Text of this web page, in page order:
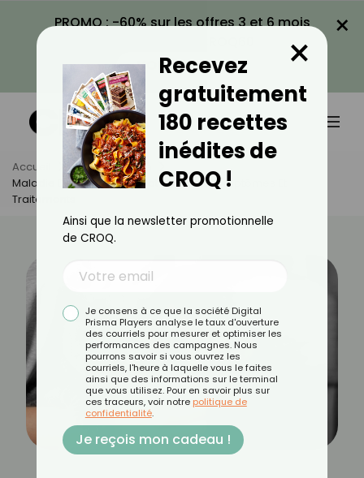
PROMO : -60% sur les offres 3 et 6 mois
VOIR LA PROMO
×
Accueil Actus
Santé
Maladie Des Griffes Du Chat : Causes, Symptômes Et
Traitements
Recevez
gratuitement
180 recettes
inédites de
CROQ !
×
Ainsi que la newsletter promotionnelle
de CROQ.
Je consens à ce que la société Digital
Prisma Players analyse le taux d'ouverture
des courriels pour mesurer et optimiser les
performances des campagnes. Nous
pourrons savoir si vous ouvrez les
courriels, l'heure à laquelle vous le faites
ainsi que des informations sur le terminal
que vous utilisez. Pour en savoir plus sur
ces traceurs, voir notre politique de
confidentialité.
Je reçois mon cadeau !